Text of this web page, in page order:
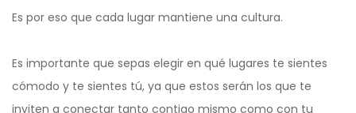
Es por eso que cada lugar mantiene una cultura.
Es importante que sepas elegir en qué lugares te sientes
cómodo y te sientes tú, ya que estos serán los que te
inviten a conectar tanto contigo mismo como con tu